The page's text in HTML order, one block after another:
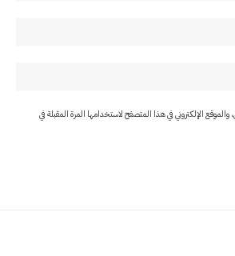
والموقع الإلكتروني في هذا المتصفح لاستخدامها المرة المقبلة في